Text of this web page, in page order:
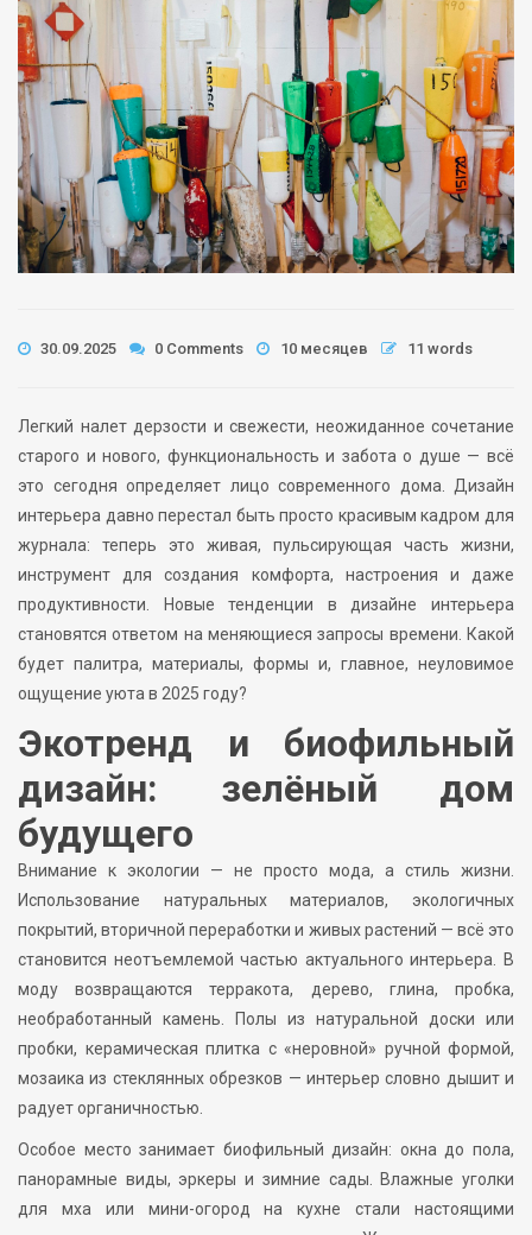
30.09.2025 0 Comments 10 месяцев 11 words
Легкий налет дерзости и свежести, неожиданное сочетание
старого и нового, функциональность и забота о душе — всё
это сегодня определяет лицо современного дома. Дизайн
интерьера давно перестал быть просто красивым кадром для
журнала: теперь это живая, пульсирующая часть жизни,
инструмент для создания комфорта, настроения и даже
продуктивности. Новые тенденции в дизайне интерьера
становятся ответом на меняющиеся запросы времени. Какой
будет палитра, материалы, формы и, главное, неуловимое
ощущение уюта в 2025 году?
Экотренд и биофильный
дизайн: зелёный дом
будущего
Внимание к экологии — не просто мода, а стиль жизни.
Использование натуральных материалов, экологичных
покрытий, вторичной переработки и живых растений — всё это
становится неотъемлемой частью актуального интерьера. В
моду возвращаются терракота, дерево, глина, пробка,
необработанный камень. Полы из натуральной доски или
пробки, керамическая плитка с «неровной» ручной формой,
мозаика из стеклянных обрезков — интерьер словно дышит и
радует органичностью.
Особое место занимает биофильный дизайн: окна до пола,
панорамные виды, эркеры и зимние сады. Влажные уголки
для мха или мини-огород на кухне стали настоящими